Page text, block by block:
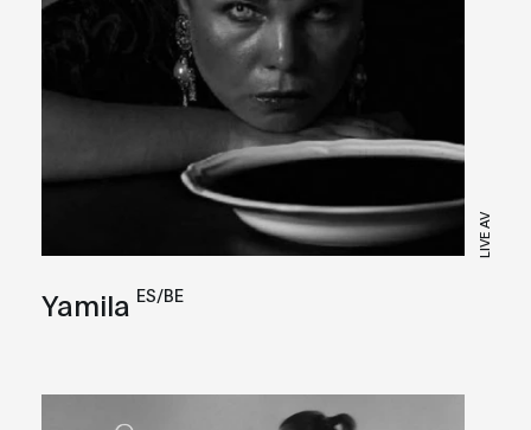
LIVE AV
Yamila ES/BE